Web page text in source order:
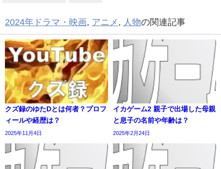
2024年ドラマ・映画, アニメ , 人物の関連記事
クズ録のゆたDとは何者？プロフ
ィールや経歴は？
2025年11月4日
イカゲーム2 親子で出場した母親
と息子の名前や年齢は？
2025年2月24日